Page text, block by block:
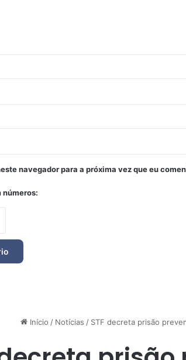
navegador para a próxima vez que eu
números: